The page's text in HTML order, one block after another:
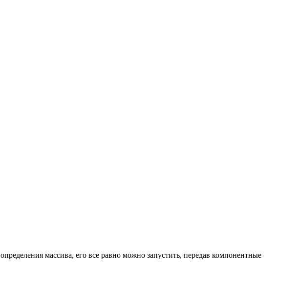
массива, его все равно можно запустить, передав компонентные